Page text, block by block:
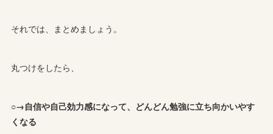
それでは、まとめましょう。
丸つけをしたら、
○→自信や自己効力感になって、どんどん勉強に立ち向かいやす
くなる